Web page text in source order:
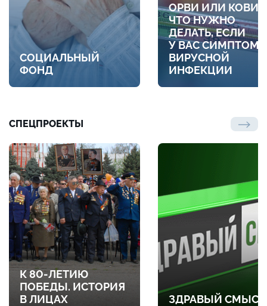
СОЦИАЛЬНЫЙ
ФОНД
ОРВИ ИЛИ
ЧТО НУЖНО
ДЕЛАТЬ, ЕСЛИ
У ВАС
ВИРУСНОЙ
ИНФЕКЦИИ
СПЕЦПРОЕКТЫ
К 80-ЛЕТИЮ
ПОБЕДЫ. ИСТОРИЯ
В ЛИЦАХ
ЗДРАВЫЙ СМЫСЛ